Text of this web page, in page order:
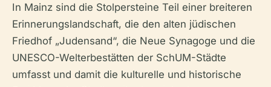
In Mainz sind die Stolpersteine Teil einer breiteren
Erinnerungslandschaft, die den alten jüdischen
Friedhof „Judensand“, die Neue Synagoge und die
UNESCO-Welterbestätten der SchUM-Städte
umfasst und damit die kulturelle und historische